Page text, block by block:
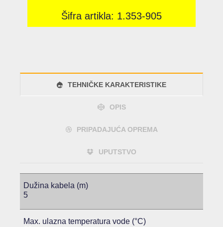
Šifra artikla: 1.353-905
TEHNIČKE KARAKTERISTIKE
OPIS
PRIPADAJUĆA OPREMA
UPUTSTVO
Dužina kabela (m)
5
Max. ulazna temperatura vode (°C)